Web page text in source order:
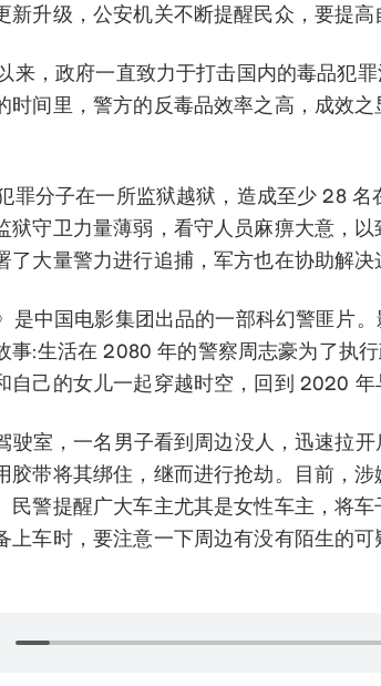
新升级，公安机关不断提醒民众，要提高
来，政府一直致力于打击国内的毒品犯罪
时间里，警方的反毒品效率之高，成效
罪分子在一所监狱越狱，造成至少 28 名
狱守卫力量薄弱，看守人员麻痹大意，以
了大量警力进行追捕，军方也在协助解决
是中国电影集团出品的一部科幻警匪片
事:生活在 2080 年的警察周志豪为了执
自己的女儿一起穿越时空，回到 2020 年
驶室，一名男子看到周边没人，迅速拉
胶带将其绑住，继而进行抢劫。目前，
民警提醒广大车主尤其是女性车主，将车
上车时，要注意一下周边有没有陌生的